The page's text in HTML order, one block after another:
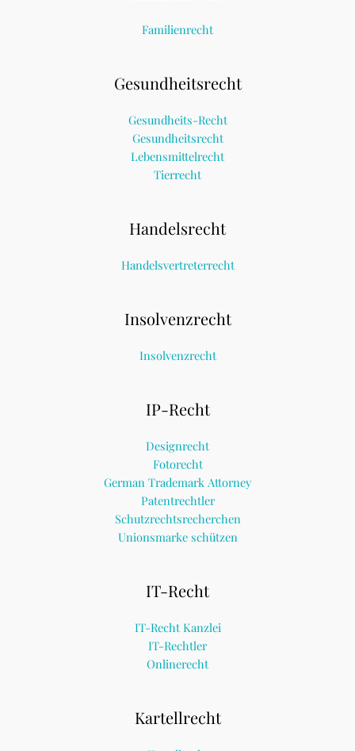
Familienrecht
Gesundheitsrecht
Gesundheits-Recht
Gesundheitsrecht
Lebensmittelrecht
Tierrecht
Handelsrecht
Handelsvertreterrecht
Insolvenzrecht
Insolvenzrecht
IP-Recht
Designrecht
Fotorecht
German Trademark Attorney
Patentrechtler
Schutzrechtsrecherchen
Unionsmarke schützen
IT-Recht
IT-Recht Kanzlei
IT-Rechtler
Onlinerecht
Kartellrecht